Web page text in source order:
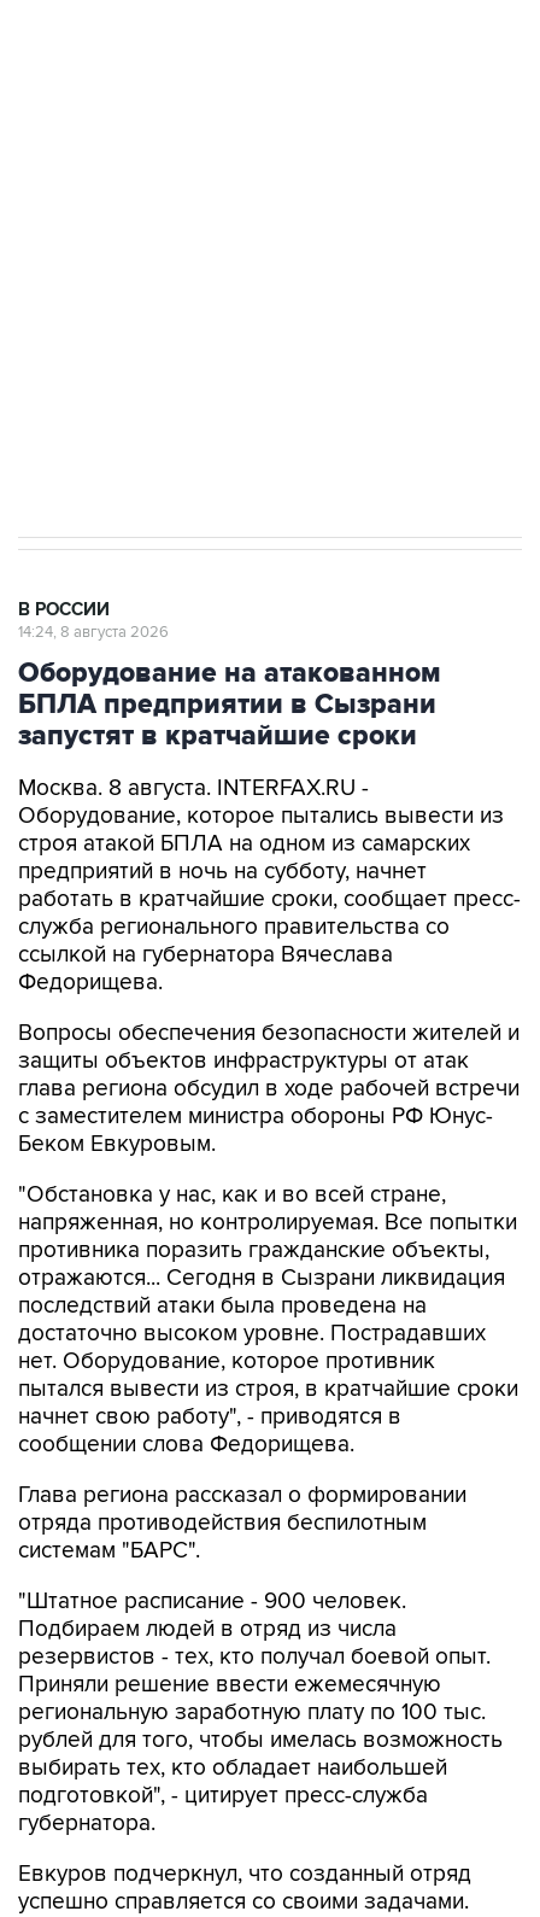
В РОССИИ
14:24, 8 августа 2026
Оборудование на атакованном
БПЛА предприятии в Сызрани
запустят в кратчайшие сроки
Москва. 8 августа. INTERFAX.RU -
Оборудование, которое пытались вывести из
строя атакой БПЛА на одном из самарских
предприятий в ночь на субботу, начнет
работать в кратчайшие сроки, сообщает пресс-
служба регионального правительства со
ссылкой на губернатора Вячеслава
Федорищева.
Вопросы обеспечения безопасности жителей и
защиты объектов инфраструктуры от атак
глава региона обсудил в ходе рабочей встречи
с заместителем министра обороны РФ Юнус-
Беком Евкуровым.
"Обстановка у нас, как и во всей стране,
напряженная, но контролируемая. Все попытки
противника поразить гражданские объекты,
отражаются... Сегодня в Сызрани ликвидация
последствий атаки была проведена на
достаточно высоком уровне. Пострадавших
нет. Оборудование, которое противник
пытался вывести из строя, в кратчайшие сроки
начнет свою работу", - приводятся в
сообщении слова Федорищева.
Глава региона рассказал о формировании
отряда противодействия беспилотным
системам "БАРС".
"Штатное расписание - 900 человек.
Подбираем людей в отряд из числа
резервистов - тех, кто получал боевой опыт.
Приняли решение ввести ежемесячную
региональную заработную плату по 100 тыс.
рублей для того, чтобы имелась возможность
выбирать тех, кто обладает наибольшей
подготовкой", - цитирует пресс-служба
губернатора.
Евкуров подчеркнул, что созданный отряд
успешно справляется со своими задачами.